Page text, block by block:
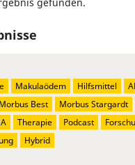
Makulaödem Hilfsmittel
Morbus Best Morbus Stargardt
Therapie Podcast
Hybrid